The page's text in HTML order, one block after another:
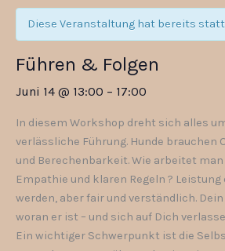
Diese Veranstaltung hat bereits
Führen & Folgen
Juni 14 @ 13:00 – 17:00
In diesem Workshop dreht sich alles
verlässliche Führung. Hunde brauchen
und Berechenbarkeit. Wie arbeitet
Empathie und klaren Regeln ?
werden, aber fair und verständlich.
woran er ist – und sich auf Dich
Ein wichtiger Schwerpunkt ist die